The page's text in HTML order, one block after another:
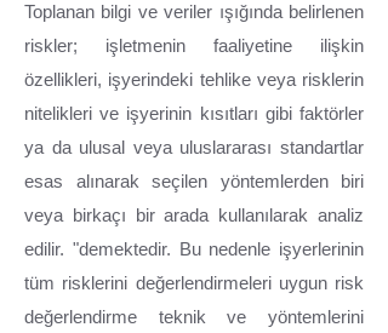
Toplanan bilgi ve veriler ışığında belirlenen
riskler; işletmenin faaliyetine ilişkin
özellikleri, işyerindeki tehlike veya risklerin
nitelikleri ve işyerinin kısıtları gibi faktörler
ya da ulusal veya uluslararası standartlar
esas alınarak seçilen yöntemlerden biri
veya birkaçı bir arada kullanılarak analiz
edilir. "demektedir. Bu nedenle işyerlerinin
tüm risklerini değerlendirmeleri uygun risk
değerlendirme teknik ve yöntemlerini